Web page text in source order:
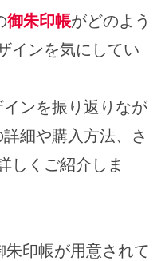
御朱印帳がどのよう
インを気にしてい
ンを振り返りなが
細や購入方法、さ
しくご紹介しま
印帳が用意されて